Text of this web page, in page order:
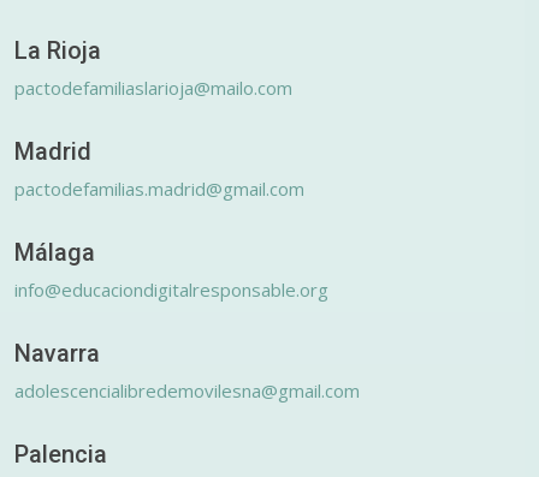
La Rioja
pactodefamiliaslarioja@mailo.com
Madrid
pactodefamilias.madrid@gmail.com
Málaga
info@educaciondigitalresponsable.org
Navarra
adolescencialibredemovilesna@gmail.com
Palencia